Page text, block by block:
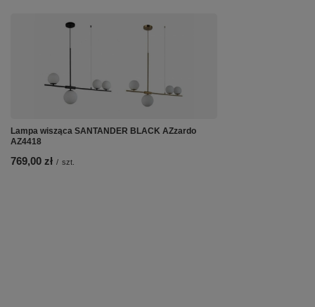
Lampa wisząca SANTANDER BLACK AZzardo
AZ4418
769,00 zł / szt.